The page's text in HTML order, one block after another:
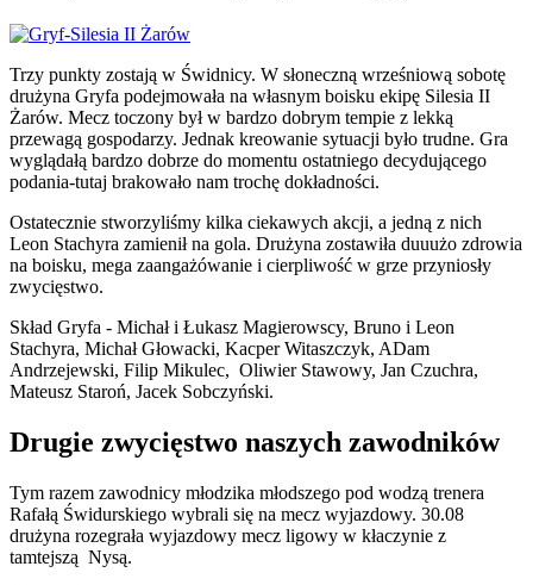
Trzy punkty zostają w Świdnicy. W słoneczną wrześniową sobotę
drużyna Gryfa podejmowała na własnym boisku ekipę Silesia II
Żarów. Mecz toczony był w bardzo dobrym tempie z lekką
przewagą gospodarzy. Jednak kreowanie sytuacji było trudne. Gra
wyglądałą bardzo dobrze do momentu ostatniego decydującego
podania-tutaj brakowało nam trochę dokładności.
Ostatecznie stworzyliśmy kilka ciekawych akcji, a jedną z nich
Leon Stachyra zamienił na gola. Drużyna zostawiła duuużo zdrowia
na boisku, mega zaangażówanie i cierpliwość w grze przyniosły
zwycięstwo.
Skład Gryfa - Michał i Łukasz Magierowscy, Bruno i Leon
Stachyra, Michał Głowacki, Kacper Witaszczyk, ADam
Andrzejewski, Filip Mikulec, Oliwier Stawowy, Jan Czuchra,
Mateusz Staroń, Jacek Sobczyński.
Drugie zwycięstwo naszych zawodników
Tym razem zawodnicy młodzika młodszego pod wodzą trenera
Rafałą Świdurskiego wybrali się na mecz wyjazdowy. 30.08
drużyna rozegrała wyjazdowy mecz ligowy w kłaczynie z
tamtejszą Nysą.